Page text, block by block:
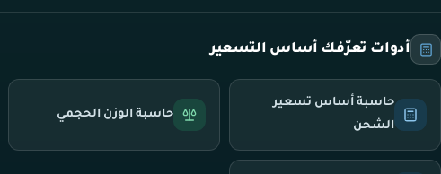
أدوات تعرّفك أساس التسعير
حاسبة أساس تسعير
الشحن
حاسبة الوزن الحجمي